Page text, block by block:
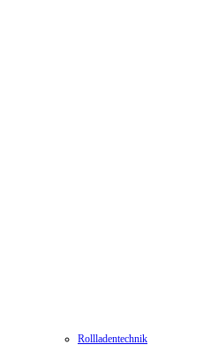
Rollladentechnik